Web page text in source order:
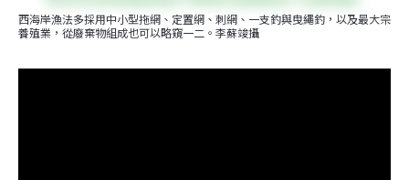
西海岸漁法多採用中小型拖網、定置網、刺網、一支釣與曳繩釣，以及最大宗
養殖業，從廢棄物組成也可以略窺一二。李蘇竣攝